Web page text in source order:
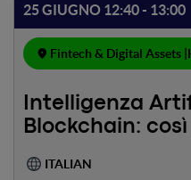
25 GIUGNO 12:40 - 13:00
Fintech & Digital Assets |
Intelligenza
Blockchain:
ITALIAN